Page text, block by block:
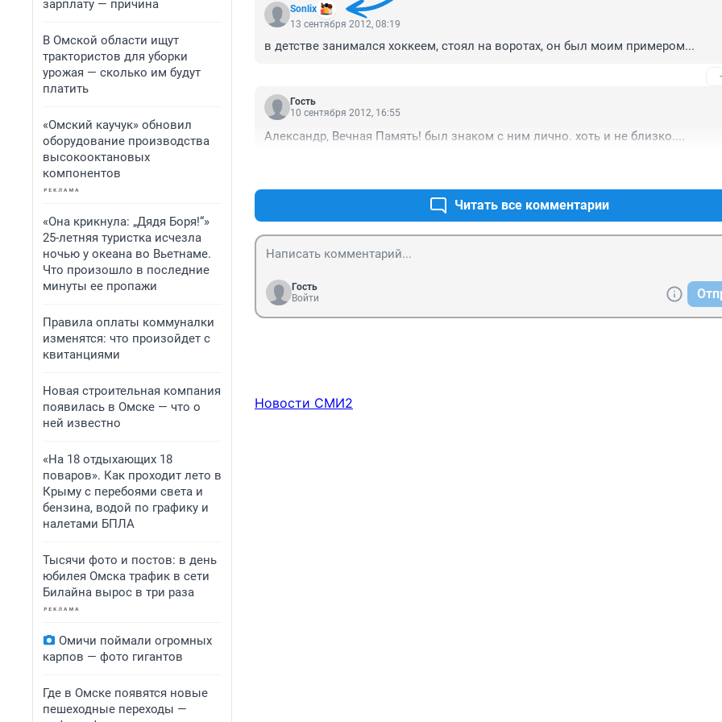
зарплату — причина
В Омской области ищут
трактористов для уборки
урожая — сколько им будут
платить
«Омский каучук» обновил
оборудование производства
высокооктановых
компонентов
«Она крикнула: „Дядя Боря!“»
25-летняя туристка исчезла
ночью у океана во Вьетнаме.
Что произошло в последние
минуты ее пропажи
Правила оплаты коммуналки
изменятся: что произойдет с
квитанциями
Новая строительная компания
появилась в Омске — что о
ней известно
«На 18 отдыхающих 18
поваров». Как проходит лето в
Крыму с перебоями света и
бензина, водой по графику и
налетами БПЛА
Тысячи фото и постов: в день
юбилея Омска трафик в сети
Билайна вырос в три раза
Омичи поймали огромных
карпов — фото гигантов
Где в Омске появятся новые
пешеходные переходы —
Sonlix
13 сентября 2012, 08:19
в детстве занимался хоккеем, стоял на воротах, он был моим примером...
Гость
10 сентября 2012, 16:55
Александр, Вечная Память! был знаком с ним лично. хоть и не близко....
Читать все комментарии
Гость
Войти
Новости СМИ2